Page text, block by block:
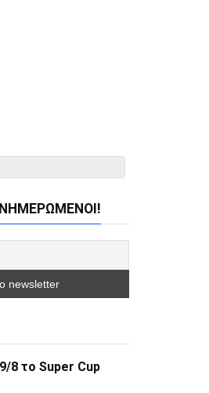
8 το Super Cup